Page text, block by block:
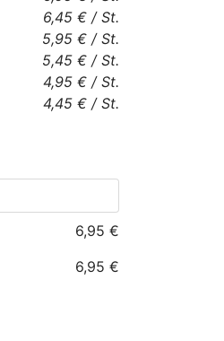
6,45 € / St.
5,95 € / St.
5,45 € / St.
4,95 € / St.
4,45 € / St.
6,95 €
6,95 €